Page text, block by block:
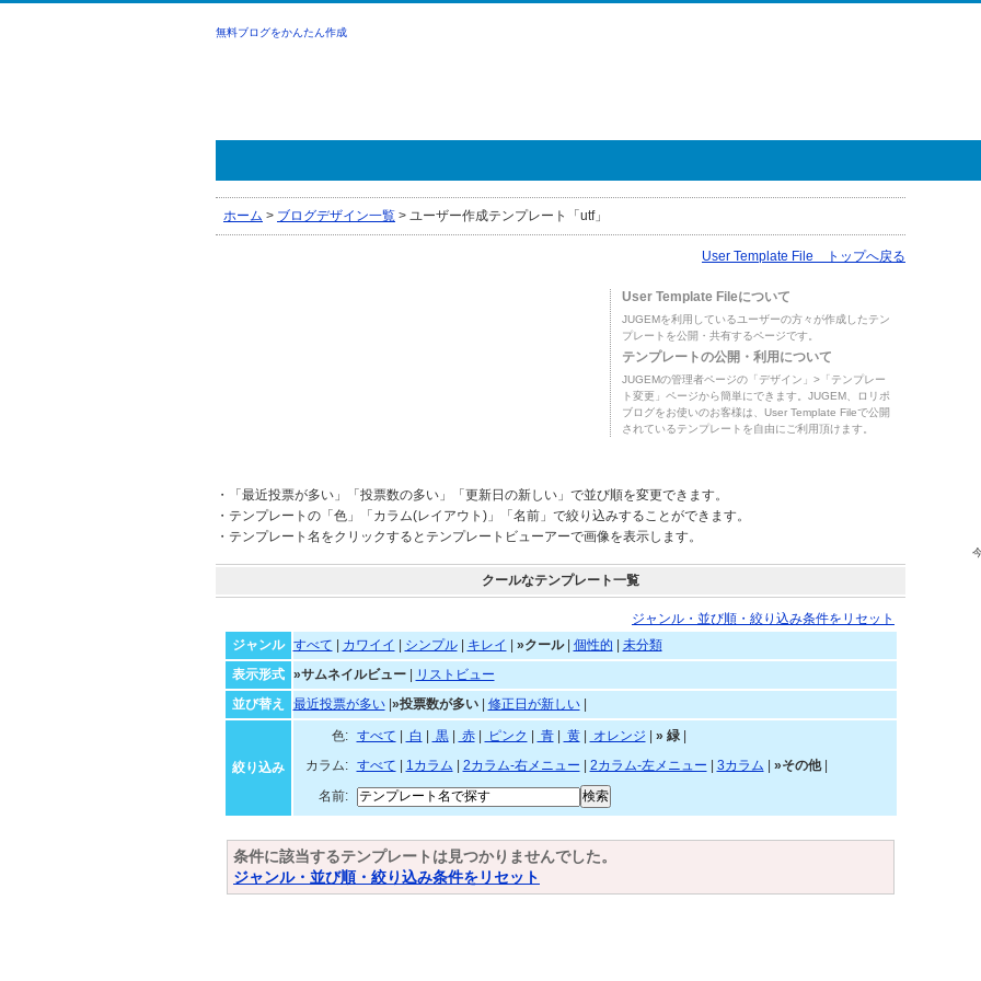
無料ブログをかんたん作成
ホーム > ブログデザイン一覧 > ユーザー作成テンプレート「utf」
User Template File トップへ戻る
User Template Fileについて
JUGEMを利用しているユーザーの方々が作成したテン
プレートを公開・共有するページです。
テンプレートの公開・利用について
JUGEMの管理者ページの「デザイン」>「テンプレー
ト変更」ページから簡単にできます。JUGEM、ロリポ
ブログをお使いのお客様は、User Template Fileで公開
されているテンプレートを自由にご利用頂けます。
・「最近投票が多い」「投票数の多い」「更新日の新しい」で並び順を変更できます。
・テンプレートの「色」「カラム(レイアウト)」「名前」で絞り込みすることができます。
・テンプレート名をクリックするとテンプレートビューアーで画像を表示します。
クールなテンプレート一覧
ジャンル・並び順・絞り込み条件をリセット
ジャンル
すべて カワイイ シンプル| キレイ »クール| 個性的
未分類
表示形式
»サムネイルビュー|
リストビュー
並び替え
最近投票が多い| »投票数が多い| 修正日が新しい|
絞り込み
色: すべて 白 黒| 赤| ピンク 青| 黄| オレンジ » 緑|
カラム:
すべて 1カラム 2カラム-右メニュー 2カラム-左メニュー 3カラム »その他|
名前:
条件に該当するテンプレートは見つかりませんでした。
ジャンル・並び順・絞り込み条件をリセット